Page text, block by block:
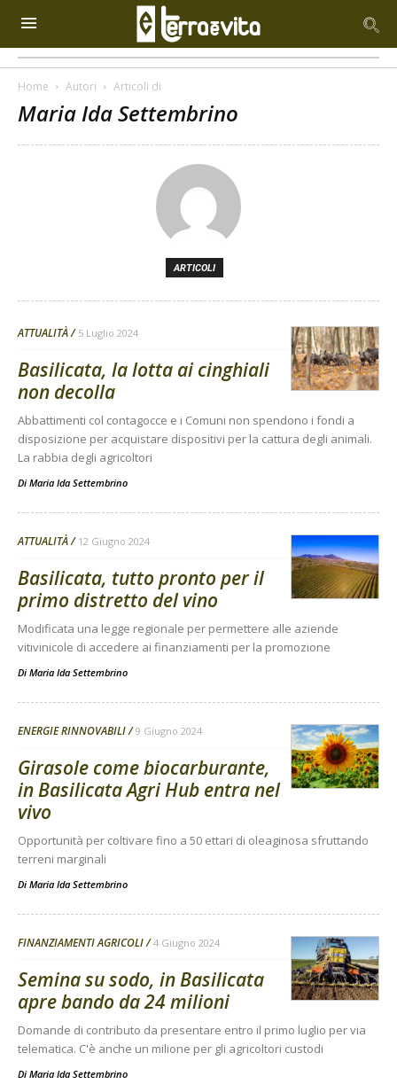
Home Autori Articoli di
Maria Ida Settembrino
ARTICOLI
ATTUALITÀ 5 Luglio 2024
Basilicata, la lotta ai cinghiali
non decolla
Abbattimenti col contagocce e i Comuni non spendono i fondi a
disposizione per acquistare dispositivi per la cattura degli animali.
La rabbia degli agricoltori
Di Maria Ida Settembrino
ATTUALITÀ 12 Giugno 2024
Basilicata, tutto pronto per il
primo distretto del vino
Modificata una legge regionale per permettere alle aziende
vitivinicole di accedere ai finanziamenti per la promozione
Di Maria Ida Settembrino
ENERGIE RINNOVABILI 9 Giugno 2024
Girasole come biocarburante,
in Basilicata Agri Hub entra nel
vivo
Opportunità per coltivare fino a 50 ettari di oleaginosa sfruttando
terreni marginali
Di Maria Ida Settembrino
FINANZIAMENTI AGRICOLI 4 Giugno 2024
Semina su sodo, in Basilicata
apre bando da 24 milioni
Domande di contributo da presentare entro il primo luglio per via
telematica. C'è anche un milione per gli agricoltori custodi
Di Maria Ida Settembrino